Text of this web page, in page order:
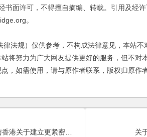
书面许可，不得擅自摘编、转载。引用及经
。
规）仅供参考，不构成法律意见，本站不
将努力为广大网友提供更好的服务，但不对
，如需使用，请与原作者联系，版权归原作者
下《关于货物贸易的原产地规则》的规定
关